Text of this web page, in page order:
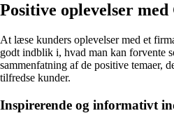
Positive oplevelser
At læse kunders oplevelser med et
godt indblik i, hvad man kan forvente
sammenfatning af de positive temaer,
tilfredse kunder.
Inspirerende og informativt